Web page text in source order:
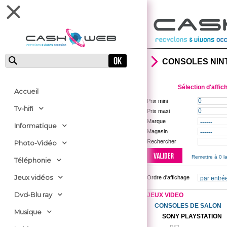
Accueil
Tv-hifi
Informatique
Photo-Vidéo
Téléphonie
Jeux vidéos
Dvd-Blu ray
Musique
CONSOLES
Sélection
Prix mini
Prix maxi
Marque
Magasin
Rechercher
Remettre à 0
Ordre d'affichage
JEUX VIDEO
CONSOLES DE SALON
SONY PLAYSTATION